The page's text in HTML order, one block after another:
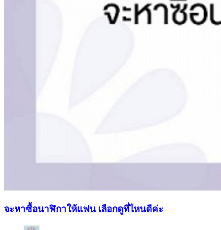
จะหาซื้อนาฬิกาให้แฟน เลือกดูที่ไหนดีค่ะ